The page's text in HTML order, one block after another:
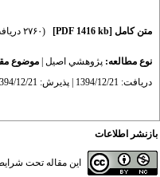
متن کامل [PDF 1416 kb] (۲۷۶۰ دریافت)
نوع مطالعه: پژوهشي اصیل موضوع
دریافت: 1394/12/21 | پذیرش: 1394/12/21 | انتشار: 1394/12/21
بازنشر اطلاعات
این مقاله تحت